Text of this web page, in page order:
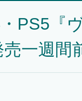
・PS5『
一週間